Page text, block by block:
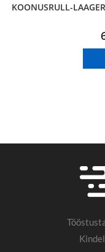
KOONUSRULL-